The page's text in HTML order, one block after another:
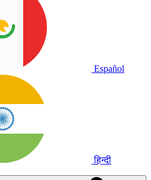
Español
हिन्दी